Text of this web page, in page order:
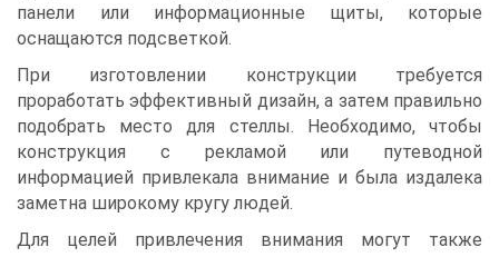
панели или информационные щиты, которые
оснащаются подсветкой.
При изготовлении конструкции требуется
проработать эффективный дизайн, а затем правильно
подобрать место для стеллы. Необходимо, чтобы
конструкция с рекламой или путеводной
информацией привлекала внимание и была издалека
заметна широкому кругу людей.
Для целей привлечения внимания могут также